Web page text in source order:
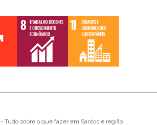
- Tudo sobre o que fazer em Santos e região